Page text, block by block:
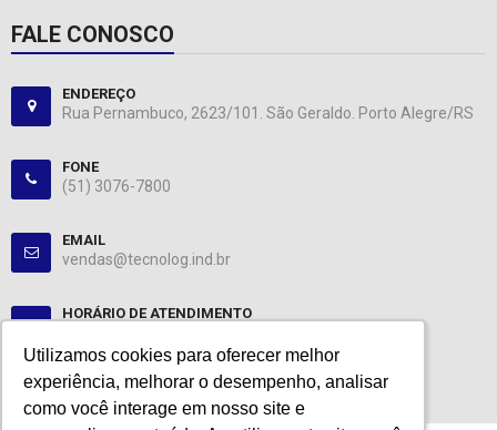
Utilizamos cookies para oferecer melhor
experiência, melhorar o desempenho, analisar
como você interage em nosso site e
Utilizamos cookies para oferecer melhor
experiência, melhorar o desempenho, analisar
como você interage em nosso site e
FALE CONOSCO
ENDEREÇO
Rua Pernambuco, 2623/101. São Geraldo. Porto Alegre/RS
FONE
(51) 3076-7800
EMAIL
vendas@tecnolog.ind.br
HORÁRIO DE ATENDIMENTO